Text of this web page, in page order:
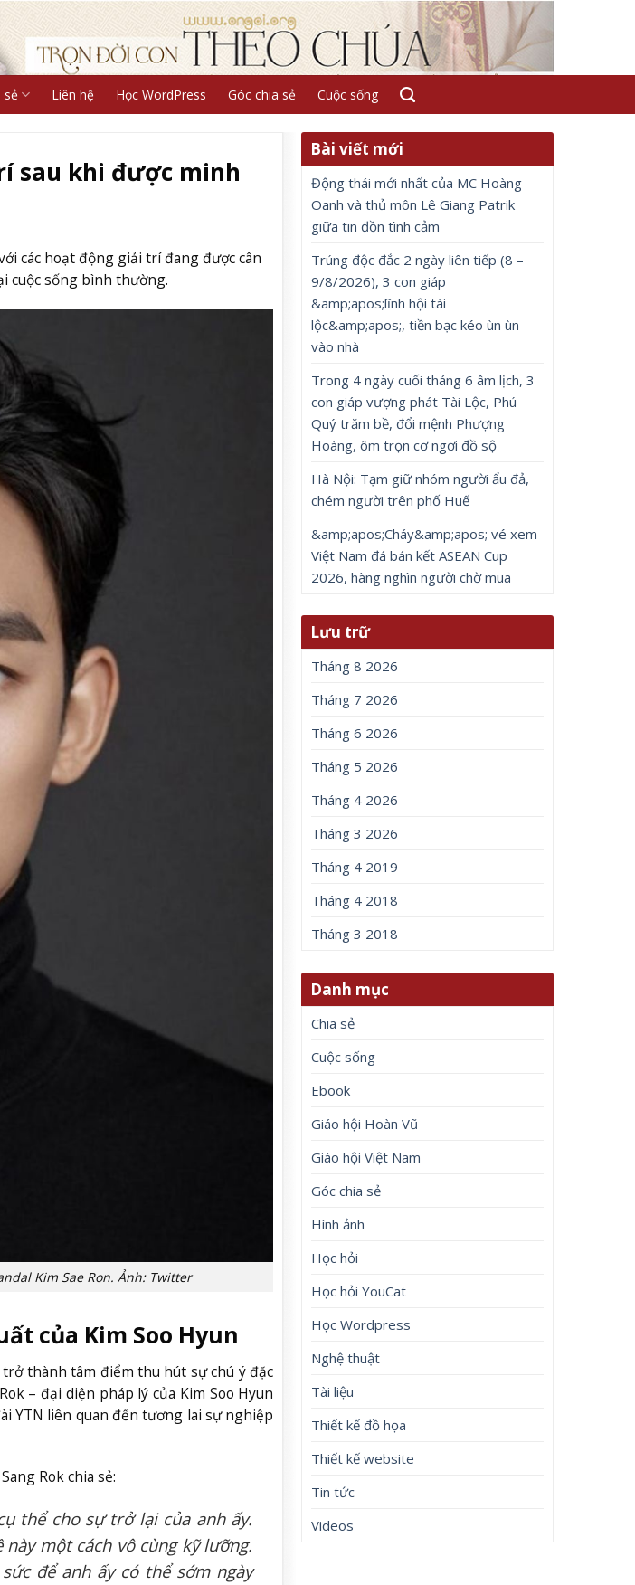
sẻ Liên hệ Học WordPress Góc chia sẻ Cuộc sống
sau khi được minh
các hoạt động giải trí đang được cân
cuộc sống bình thường.
Kim Sae Ron. Ảnh: Twitter
của Kim Soo Hyun
thành tâm điểm thu hút sự chú ý đặc
– đại diện pháp lý của Kim Soo Hyun
YTN liên quan đến tương lai sự nghiệp
Rok chia sẻ:
thể cho sự trở lại của anh ấy.
một cách vô cùng kỹ lưỡng.
để anh ấy có thể sớm ngày
Bài viết mới
Động thái mới nhất của MC Hoàng
Oanh và thủ môn Lê Giang Patrik
giữa tin đồn tình cảm
Trúng độc đắc 2 ngày liên tiếp (8 –
9/8/2026), 3 con giáp
&amp;apos;lĩnh hội tài
lộc&amp;apos;, tiền bạc kéo ùn ùn
vào nhà
Trong 4 ngày cuối tháng 6 âm lịch, 3
con giáp vượng phát Tài Lộc, Phú
Quý trăm bề, đổi mệnh Phượng
Hoàng, ôm trọn cơ ngơi đồ sộ
Hà Nội: Tạm giữ nhóm người ẩu đả,
chém người trên phố Huế
&amp;apos;Cháy&amp;apos; vé xem
Việt Nam đá bán kết ASEAN Cup
2026, hàng nghìn người chờ mua
Lưu trữ
Tháng 8 2026
Tháng 7 2026
Tháng 6 2026
Tháng 5 2026
Tháng 4 2026
Tháng 3 2026
Tháng 4 2019
Tháng 4 2018
Tháng 3 2018
Danh mục
Chia sẻ
Cuộc sống
Ebook
Giáo hội Hoàn Vũ
Giáo hội Việt Nam
Góc chia sẻ
Hình ảnh
Học hỏi
Học hỏi YouCat
Học Wordpress
Nghệ thuật
Tài liệu
Thiết kế đồ họa
Thiết kế website
Tin tức
Videos